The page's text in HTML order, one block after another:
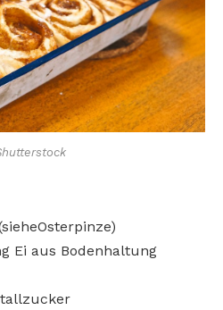
Ei aus Bodenhaltung